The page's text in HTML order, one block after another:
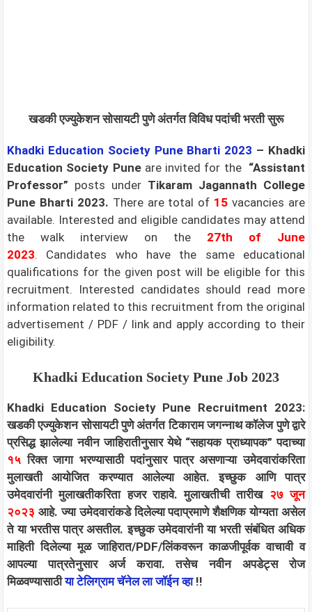
खडकी एज्युकेशन सोसायटी पुणे अंतर्गत विविध पदांची भरती सुरू
Khadki Education Society Pune Bharti 2023 – Khadki
Education Society Pune are invited for the “Assistant
Professor” posts under Tikaram Jagannath College
Pune Bharti 2023. There are total of 15 vacancies are
available. Interested and eligible candidates may attend
the walk interview on the 27th of June
2023.
Candidates who have the same educational
qualifications for the given post will be eligible for this
recruitment. Interested candidates should read more
information related to this recruitment from the original
advertisement / PDF / link and apply according to their
eligibility.
Khadki Education Society Pune Job 2023
Khadki Education Society Pune Recruitment 2023:
खडकी एज्युकेशन सोसायटी पुणे अंतर्गत टिकाराम जगन्नाथ कॉलेज पुणे द्वारे
प्रसिद्ध झालेल्या नवीन जाहिरातीनुसार येथे “सहायक प्राध्यापक” पदाच्या
१५रिक्त जागा भरण्यासाठी पदांनुसार पात्र असणाऱ्या उमेदवारांकरिता
मुलाखती आयोजित करण्यात आलेल्या आहेत. इच्छुक आणि पात्र
उमेदवारांनी मुलाखतीकरिता हजर राहावे. मुलाखतीची तारीख२७ जून
२०२३ आहे. ज्या उमेदवारांकडे दिलेल्या पदाप्रमाणे शैक्षणिक योग्यता असेल
ते या भरतीस पात्र असतील. इच्छुक उमेदवारांनी या भरती संबंधित अधिक
माहिती दिलेल्या मूळ जाहिरात/PDF/लिंकवरून काळजीपूर्वक वाचावी व
आपल्या पात्रतेनुसार अर्ज करावा.तसेच नवीन अपडेट्स रोज
मिळवण्यासाठीया टेलिग्राम चॅनेल ला जॉईन व्हा!!